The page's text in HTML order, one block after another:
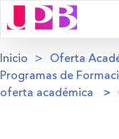
Inicio Oferta
Programas de
oferta académica